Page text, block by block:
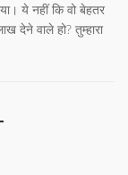
ये नहीं कि वो बेहतर
देने वाले हो? तुम्हारा